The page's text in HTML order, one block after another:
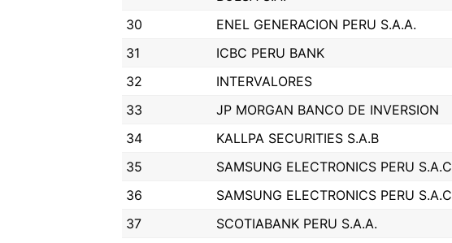
30 ENEL GENERACION PERU S.A.A.
31
ICBC PERU BANK
32
INTERVALORES
33
JP MORGAN BANCO DE INVERSION
34
KALLPA SECURITIES S.A.B
35
SAMSUNG ELECTRONICS PERU S.A.C
36
SAMSUNG ELECTRONICS PERU S.A.C
37
SCOTIABANK PERU S.A.A.